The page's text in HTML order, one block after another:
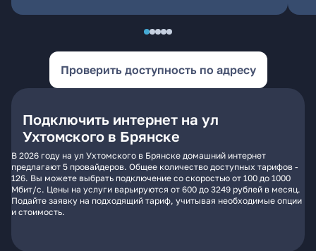
Проверить доступность по адресу
Подключить интернет на ул
Ухтомского в Брянске
В 2026 году на ул Ухтомского в Брянске домашний интернет
предлагают 5 провайдеров. Общее количество доступных тарифов -
126. Вы можете выбрать подключение со скоростью от 100 до 1000
Мбит/с. Цены на услуги варьируются от 600 до 3249 рублей в месяц.
Подайте заявку на подходящий тариф, учитывая необходимые опции
и стоимость.